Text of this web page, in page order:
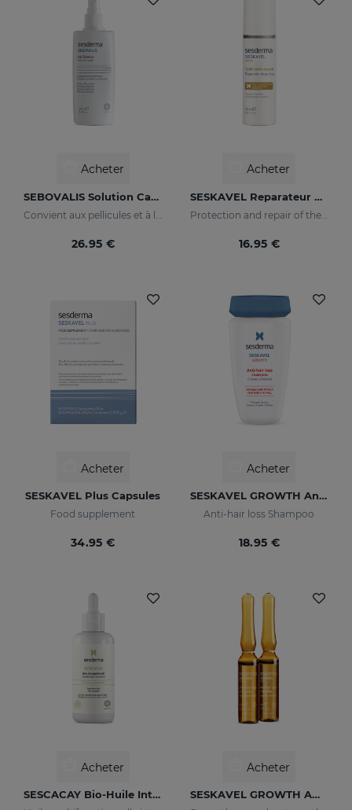
Acheter
SEBOVALIS Solution Capillaire
26.95 €
Acheter
SESKAVEL Reparateur Capillaire
Protection and repair of the stem and split ends which regain their natural look.
16.95 €
Acheter
SESKAVEL Plus Capsules
Food supplement
34.95 €
Acheter
SESKAVEL GROWTH Anti-Hair Loss Shampoo
Anti-hair loss Shampoo
18.95 €
Acheter
SESCACAY Bio-Huile Intensive
Acheter
SESKAVEL GROWTH Ampoules Anti-Chute